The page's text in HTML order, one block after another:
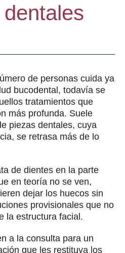
de personas cuida ya
bucodental, todavía se
tratamientos que
más profunda. Suele
piezas dentales, cuya
se retrasa más de lo
de dientes en la parte
en teoría no se ven,
dejar los huecos sin
provisionales que no
la estructura facial.
a la consulta para un
que les restituya los